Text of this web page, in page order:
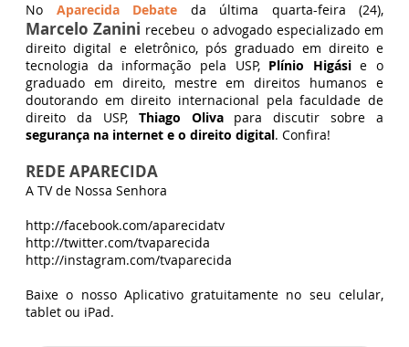
No Aparecida Debate da última quarta-feira (24),
Marcelo Zanini recebeu o advogado especializado em
direito digital e eletrônico, pós graduado em direito e
tecnologia da informação pela USP, Plínio Higásie o
graduado em direito, mestre em direitos humanos e
doutorando em direito internacional pela faculdade de
direito da USP, Thiago Olivapara discutir sobre a
segurança na internet e o direito digital. Confira!
REDE APARECIDA
A TV de Nossa Senhora
http://facebook.com/aparecidatv
http://twitter.com/tvaparecida
http://instagram.com/tvaparecida
Baixe o nosso Aplicativo gratuitamente no seu celular,
tablet ou iPad.